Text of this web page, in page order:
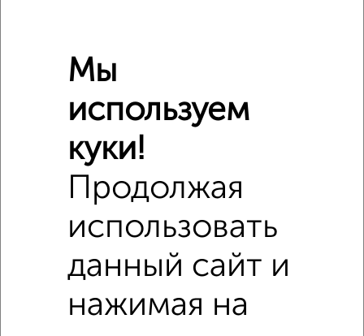
Мы
используем
куки!
Продолжая
использовать
данный сайт и
нажимая на